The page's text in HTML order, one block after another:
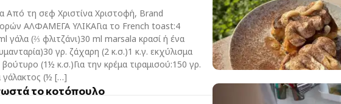
Από τη σεφ Χριστίνα Χριστοφή, Brand
ΑΛΦΑΜΕΓΑ ΥΛΙΚΑΓια το French toast:4
γάλα (⅔ φλιτζάνι)30 ml marsala κρασί ή ένα
γρ. ζάχαρη (2 κ.σ.)1 κ.γ. εκχύλισμα
βούτυρο (1½ κ.σ.)Για την κρέμα τιραμισού:150 γρ.
γάλακτος (½ […]
το κοτόπουλο